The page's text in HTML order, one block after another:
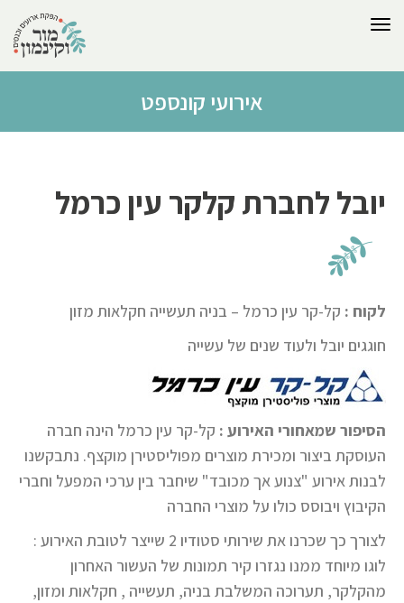
תפריט
אירועי קונספט
יובל לחברת קלקר עין כרמל
לקוח : קל-קר עין כרמל – בניה תעשייה חקלאות מזון
חוגגים יובל ולעוד שנים של עשייה
הסיפור שמאחורי האירוע : קל-קר עין כרמל הינה חברה
העוסקת ביצור ומכירת מוצרים מפוליסטירן מוקצף. נתבקשנו
לבנות אירוע "צנוע אך מכובד" שיחבר בין ערכי המפעל וחברי
הקיבוץ ויבוסס כולו על מוצרי החברה
לצורך כך שכרנו את שירותי סטודיו 2 שייצר לטובת האירוע :
לוגו מיוחד ממנו נגזרו קיר תמונות של העשור האחרון
מהקלקר, תערוכה המשלבת בניה, תעשייה , חקלאות ומזון,